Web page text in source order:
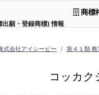
出願・登録商標) 情報
商標
式会社アイシービー
第４１類
コッカク